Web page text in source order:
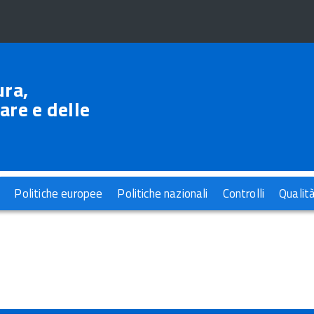
e delle
Politiche europee Politiche nazionali Controlli